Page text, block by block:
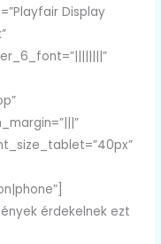
Display
érdekelnek ezt